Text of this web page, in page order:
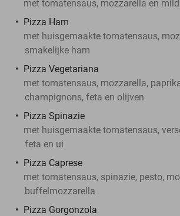
met tomatensaus, mozzarella en
Pizza Ham
met huisgemaakte tomatensaus,
smakelijke ham
Pizza Vegetariana
met tomatensaus, mozzarella,
champignons, feta en olijven
Pizza Spinazie
met huisgemaakte tomatensaus,
feta en ui
Pizza Caprese
met tomatensaus, spinazie, pesto,
buffelmozzarella
Pizza Gorgonzola